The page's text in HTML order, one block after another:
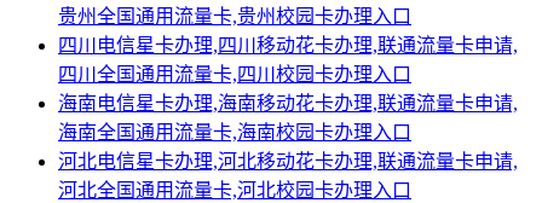
贵州全国通用流量卡,贵州校园卡办理入口
四川电信星卡办理,四川移动花卡办理,联通流量卡申请,
四川全国通用流量卡,四川校园卡办理入口
海南电信星卡办理,海南移动花卡办理,联通流量卡申请,
海南全国通用流量卡,海南校园卡办理入口
河北电信星卡办理,河北移动花卡办理,联通流量卡申请,
河北全国通用流量卡,河北校园卡办理入口